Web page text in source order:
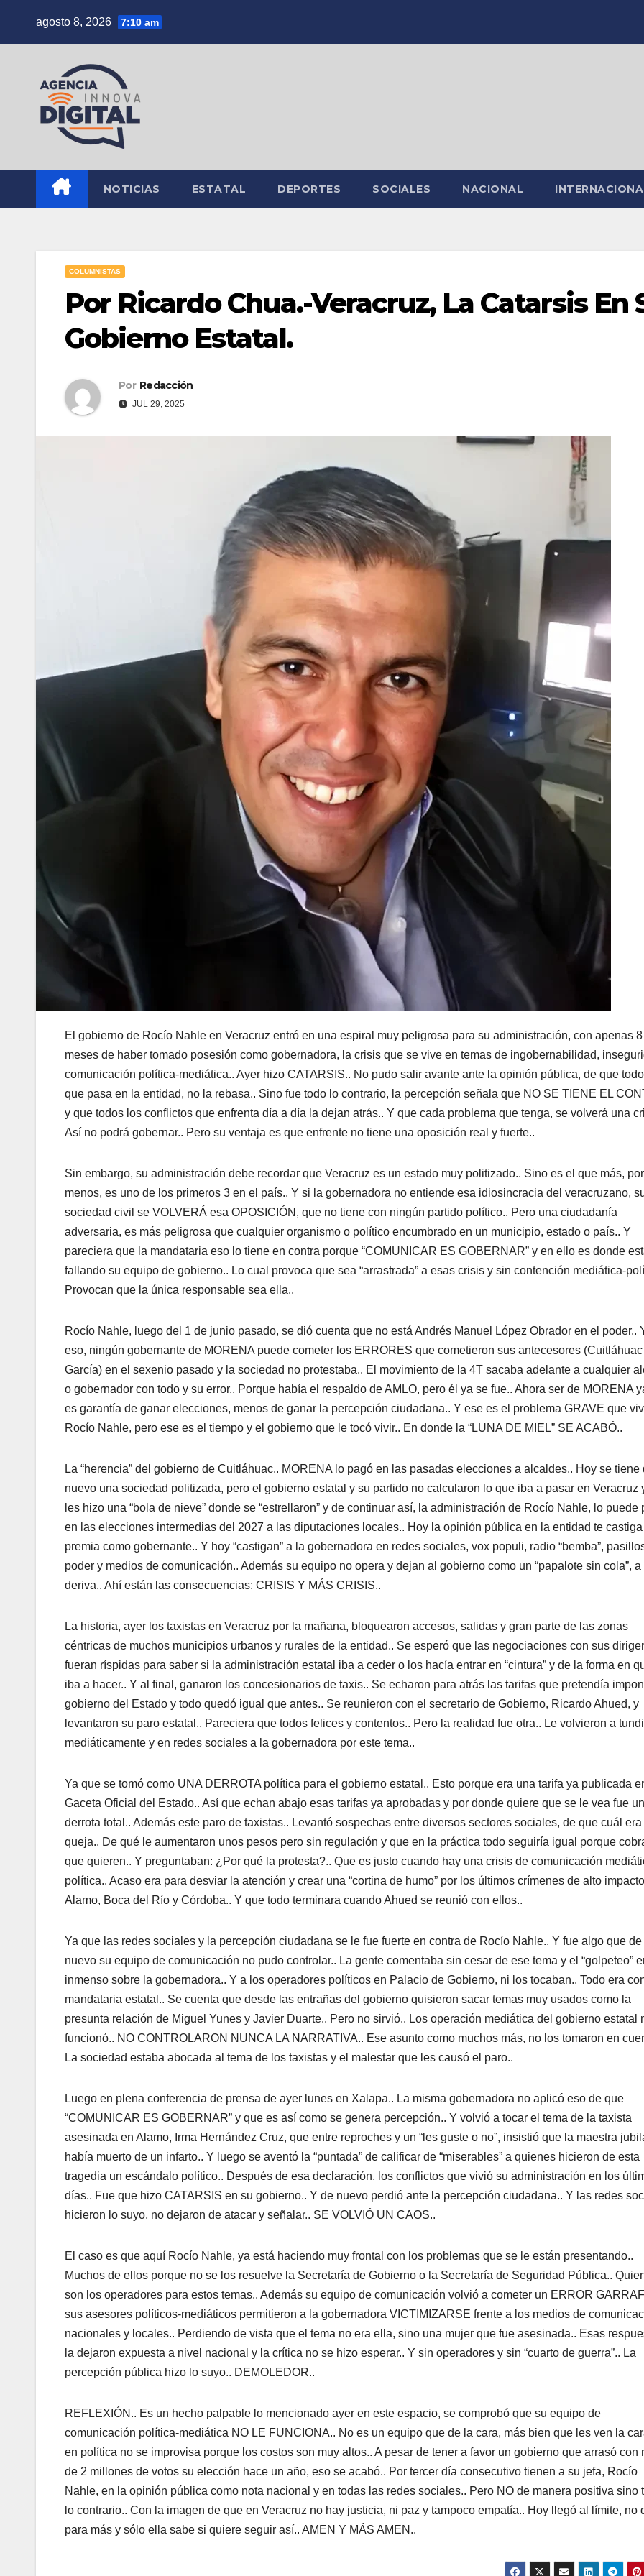
agosto 8, 2026 7:10 am
NOTICIAS ESTATAL DEPORTES SOCIALES NACIONAL
COLUMNISTAS
Por Ricardo Chua.-Veracruz, La Catarsis En
Gobierno Estatal.
Por Redacción
JUL 29, 2025
El gobierno de Rocío Nahle en Veracruz entró en una espiral muy peligrosa para su administración, con apenas 8
meses de haber tomado posesión como gobernadora, la crisis que se vive en temas de ingobernabilidad,
comunicación política-mediática.. Ayer hizo CATARSIS.. No pudo salir avante ante la opinión pública, de que
que pasa en la entidad, no la rebasa.. Sino fue todo lo contrario, la percepción señala que NO SE TIENE EL
y que todos los conflictos que enfrenta día a día la dejan atrás.. Y que cada problema que tenga, se volverá una
Así no podrá gobernar.. Pero su ventaja es que enfrente no tiene una oposición real y fuerte..
Sin embargo, su administración debe recordar que Veracruz es un estado muy politizado.. Sino es el que más,
menos, es uno de los primeros 3 en el país.. Y si la gobernadora no entiende esa idiosincracia del veracruzano,
sociedad civil se VOLVERÁ esa OPOSICIÓN, que no tiene con ningún partido político.. Pero una ciudadanía
adversaria, es más peligrosa que cualquier organismo o político encumbrado en un municipio, estado o país.. Y
pareciera que la mandataria eso lo tiene en contra porque “COMUNICAR ES GOBERNAR” y en ello es donde
fallando su equipo de gobierno.. Lo cual provoca que sea “arrastrada” a esas crisis y sin contención mediática-
Provocan que la única responsable sea ella..
Rocío Nahle, luego del 1 de junio pasado, se dió cuenta que no está Andrés Manuel López Obrador en el poder..
eso, ningún gobernante de MORENA puede cometer los ERRORES que cometieron sus antecesores (Cuitláhuac
García) en el sexenio pasado y la sociedad no protestaba.. El movimiento de la 4T sacaba adelante a cualquier
o gobernador con todo y su error.. Porque había el respaldo de AMLO, pero él ya se fue.. Ahora ser de MORENA
es garantía de ganar elecciones, menos de ganar la percepción ciudadana.. Y ese es el problema GRAVE que
Rocío Nahle, pero ese es el tiempo y el gobierno que le tocó vivir.. En donde la “LUNA DE MIEL” SE ACABÓ..
La “herencia” del gobierno de Cuitláhuac.. MORENA lo pagó en las pasadas elecciones a alcaldes.. Hoy se tiene
nuevo una sociedad politizada, pero el gobierno estatal y su partido no calcularon lo que iba a pasar en Veracruz
les hizo una “bola de nieve” donde se “estrellaron” y de continuar así, la administración de Rocío Nahle, lo puede
en las elecciones intermedias del 2027 a las diputaciones locales.. Hoy la opinión pública en la entidad te
premia como gobernante.. Y hoy “castigan” a la gobernadora en redes sociales, vox populi, radio “bemba”,
poder y medios de comunicación.. Además su equipo no opera y dejan al gobierno como un “papalote sin cola”, a
deriva.. Ahí están las consecuencias: CRISIS Y MÁS CRISIS..
La historia, ayer los taxistas en Veracruz por la mañana, bloquearon accesos, salidas y gran parte de las zonas
céntricas de muchos municipios urbanos y rurales de la entidad.. Se esperó que las negociaciones con sus
fueran ríspidas para saber si la administración estatal iba a ceder o los hacía entrar en “cintura” y de la forma en
iba a hacer.. Y al final, ganaron los concesionarios de taxis.. Se echaron para atrás las tarifas que pretendía
gobierno del Estado y todo quedó igual que antes.. Se reunieron con el secretario de Gobierno, Ricardo Ahued, y
levantaron su paro estatal.. Pareciera que todos felices y contentos.. Pero la realidad fue otra.. Le volvieron a
mediáticamente y en redes sociales a la gobernadora por este tema..
Ya que se tomó como UNA DERROTA política para el gobierno estatal.. Esto porque era una tarifa ya publicada
Gaceta Oficial del Estado.. Así que echan abajo esas tarifas ya aprobadas y por donde quiere que se le vea fue
derrota total.. Además este paro de taxistas.. Levantó sospechas entre diversos sectores sociales, de que cuál era
queja.. De qué le aumentaron unos pesos pero sin regulación y que en la práctica todo seguiría igual porque
que quieren.. Y preguntaban: ¿Por qué la protesta?.. Que es justo cuando hay una crisis de comunicación
política.. Acaso era para desviar la atención y crear una “cortina de humo” por los últimos crímenes de alto
Alamo, Boca del Río y Córdoba.. Y que todo terminara cuando Ahued se reunió con ellos..
Ya que las redes sociales y la percepción ciudadana se le fue fuerte en contra de Rocío Nahle.. Y fue algo que de
nuevo su equipo de comunicación no pudo controlar.. La gente comentaba sin cesar de ese tema y el “golpeteo”
inmenso sobre la gobernadora.. Y a los operadores políticos en Palacio de Gobierno, ni los tocaban.. Todo era
mandataria estatal.. Se cuenta que desde las entrañas del gobierno quisieron sacar temas muy usados como la
presunta relación de Miguel Yunes y Javier Duarte.. Pero no sirvió.. Los operación mediática del gobierno estatal
funcionó.. NO CONTROLARON NUNCA LA NARRATIVA.. Ese asunto como muchos más, no los tomaron en
La sociedad estaba abocada al tema de los taxistas y el malestar que les causó el paro..
Luego en plena conferencia de prensa de ayer lunes en Xalapa.. La misma gobernadora no aplicó eso de que
“COMUNICAR ES GOBERNAR” y que es así como se genera percepción.. Y volvió a tocar el tema de la taxista
asesinada en Alamo, Irma Hernández Cruz, que entre reproches y un “les guste o no”, insistió que la maestra
había muerto de un infarto.. Y luego se aventó la “puntada” de calificar de “miserables” a quienes hicieron de esta
tragedia un escándalo político.. Después de esa declaración, los conflictos que vivió su administración en los
días.. Fue que hizo CATARSIS en su gobierno.. Y de nuevo perdió ante la percepción ciudadana.. Y las redes
hicieron lo suyo, no dejaron de atacar y señalar.. SE VOLVIÓ UN CAOS..
El caso es que aquí Rocío Nahle, ya está haciendo muy frontal con los problemas que se le están presentando..
Muchos de ellos porque no se los resuelve la Secretaría de Gobierno o la Secretaría de Seguridad Pública..
son los operadores para estos temas.. Además su equipo de comunicación volvió a cometer un ERROR
sus asesores políticos-mediáticos permitieron a la gobernadora VICTIMIZARSE frente a los medios de
nacionales y locales.. Perdiendo de vista que el tema no era ella, sino una mujer que fue asesinada.. Esas
la dejaron expuesta a nivel nacional y la crítica no se hizo esperar.. Y sin operadores y sin “cuarto de guerra”.. La
percepción pública hizo lo suyo.. DEMOLEDOR..
REFLEXIÓN.. Es un hecho palpable lo mencionado ayer en este espacio, se comprobó que su equipo de
comunicación política-mediática NO LE FUNCIONA.. No es un equipo que de la cara, más bien que les ven la
en política no se improvisa porque los costos son muy altos.. A pesar de tener a favor un gobierno que arrasó con
de 2 millones de votos su elección hace un año, eso se acabó.. Por tercer día consecutivo tienen a su jefa, Rocío
Nahle, en la opinión pública como nota nacional y en todas las redes sociales.. Pero NO de manera positiva sino
lo contrario.. Con la imagen de que en Veracruz no hay justicia, ni paz y tampoco empatía.. Hoy llegó al límite, no
para más y sólo ella sabe si quiere seguir así.. AMEN Y MÁS AMEN..